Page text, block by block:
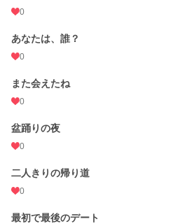
初回公開日時 2021.01.25 23:43
年間ポイント
累計ポイント 6,833 pt (112,735 位)
0
あなたは、誰？
0
また会えたね
0
盆踊りの夜
0
二人きりの帰り道
0
最初で最後のデート